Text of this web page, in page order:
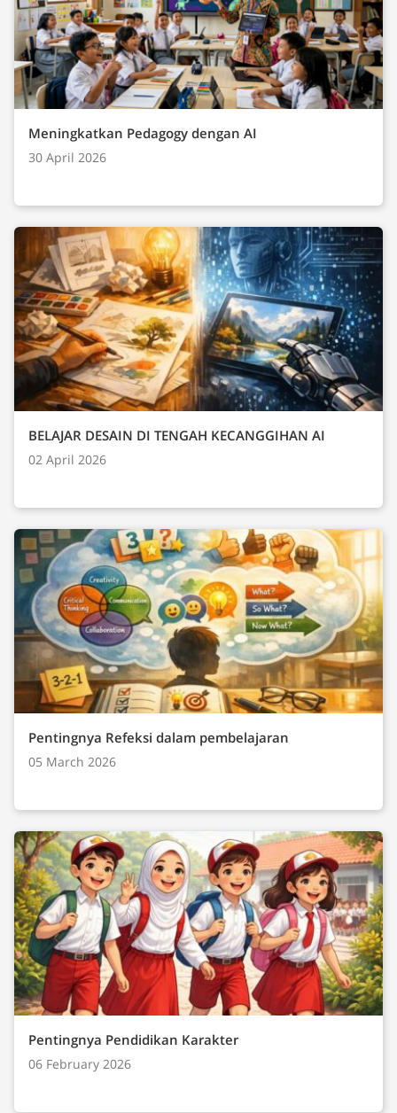
Meningkatkan Pedagogy dengan AI
30 April 2026
BELAJAR DESAIN DI TENGAH KECANGGIHAN AI
02 April 2026
Pentingnya Refeksi dalam pembelajaran
05 March 2026
Pentingnya Pendidikan Karakter
06 February 2026